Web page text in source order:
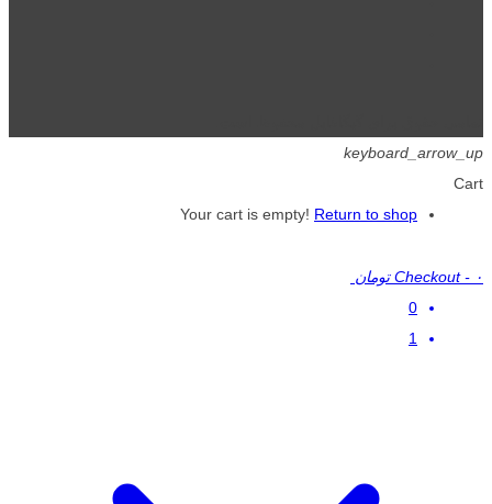
keyboard_arrow_up
Cart
Your cart is empty! Return to shop
Checkout - ۰ تومان
0
1